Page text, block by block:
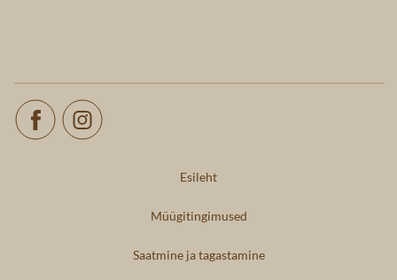
Esileht
Müügitingimused
Saatmine ja tagastamine